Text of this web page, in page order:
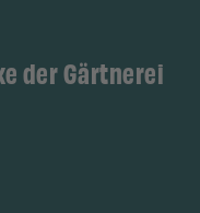
der Gärtnerei